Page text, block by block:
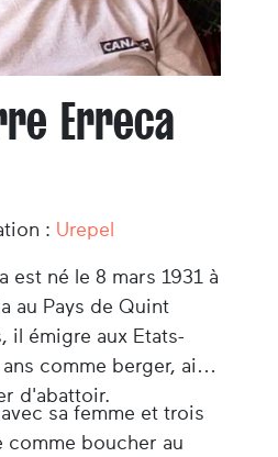
Erreca
: Urepel
est né le 8 mars 1931 à
au Pays de Quint
il émigre aux Etats-
comme berger, aide
d'abattoir.
sa femme et trois
comme boucher au